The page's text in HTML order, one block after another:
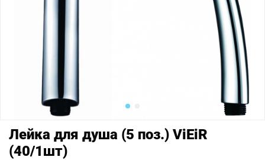
Лейка для душа (5 поз.) ViEiR
(40/1шт)